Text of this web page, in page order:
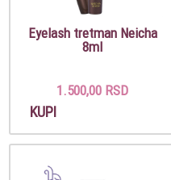
Eyelash tretman Neicha
8ml
1.500,00 RSD
KUPI